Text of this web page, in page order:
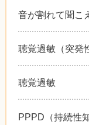
音が割れて聞こ
聴覚過敏（突発
聴覚過敏
PPPD（持続性